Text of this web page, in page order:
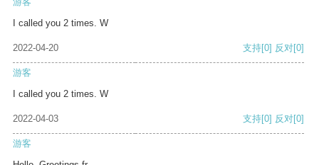
I called you 2 times. W
2022-04-20 支持[0] 反对[0]
游客
I called you 2 times. W
2022-04-03 支持[0] 反对[0]
游客